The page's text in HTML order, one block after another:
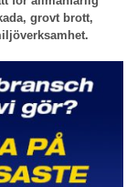
grovt brott,